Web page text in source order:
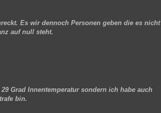
Es wir dennoch Personen geben die es nicht
auf null steht.
Grad Innentemperatur sondern ich habe auch
bin.